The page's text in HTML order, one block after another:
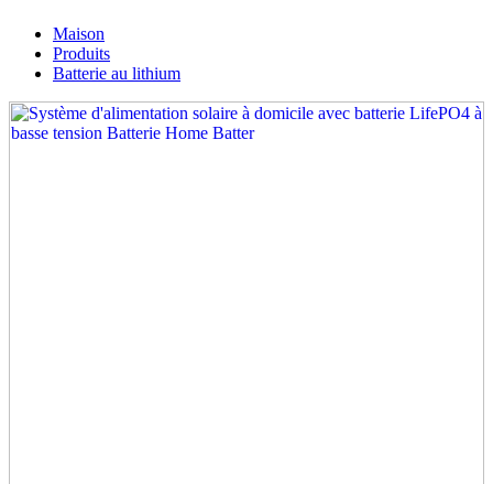
Maison
Produits
Batterie au lithium